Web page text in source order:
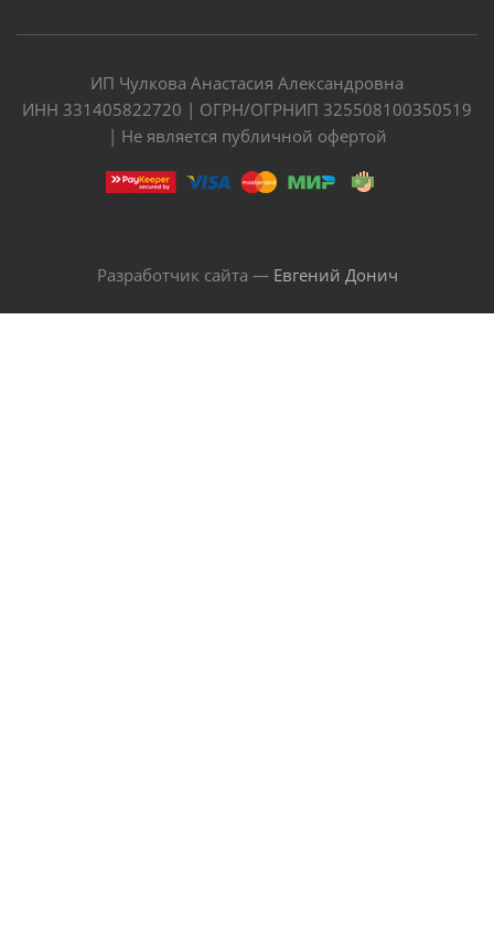
ИП Чулкова Анастасия Александровна
ИНН 331405822720 | ОГРН/ОГРНИП 325508100350519
| Не является публичной офертой
Разработчик сайта — Евгений Донич